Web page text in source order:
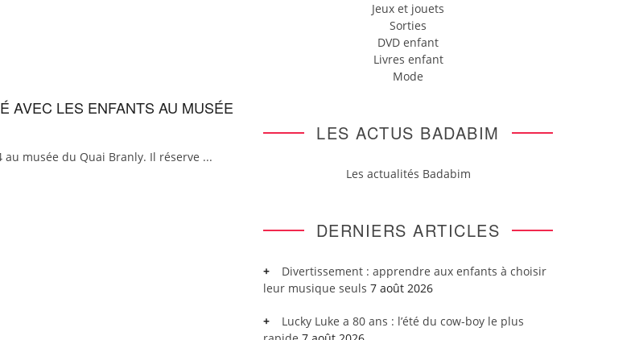
AVEC LES ENFANTS AU MUSÉE
musée du Quai Branly. Il réserve ...
Jeux et jouets
Sorties
DVD enfant
Livres enfant
Mode
LES ACTUS BADABIM
Les actualités Badabim
DERNIERS ARTICLES
Divertissement : apprendre aux enfants à choisir
leur musique seuls 7 août 2026
Lucky Luke a 80 ans : l’été du cow-boy le plus